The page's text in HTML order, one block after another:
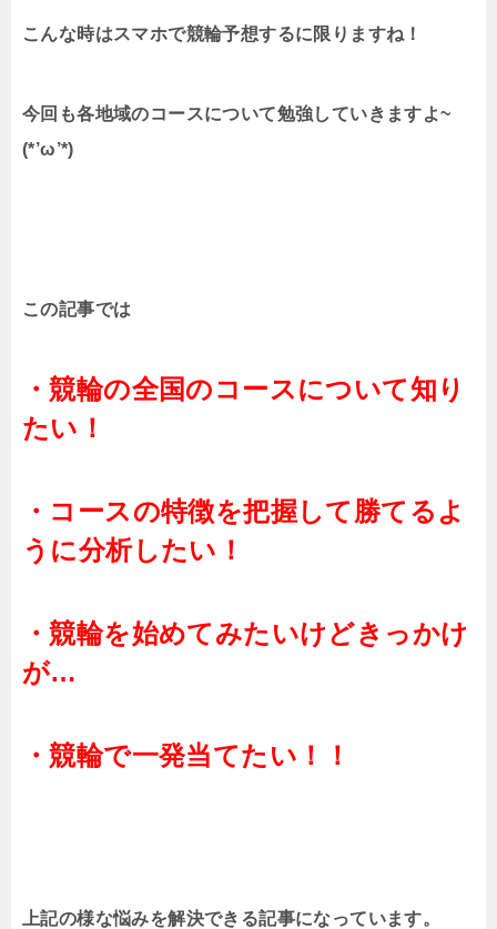
こんな時はスマホで競輪予想するに限りますね！
今回も各地域のコースについて勉強していきますよ~
(*’ω’*)
この記事では
・競輪の全国のコースについて知り
たい！
・コースの特徴を把握して勝てるよ
うに分析したい！
・競輪を始めてみたいけどきっかけ
が…
・競輪で一発当てたい！！
上記の様な悩みを解決できる記事になっています。